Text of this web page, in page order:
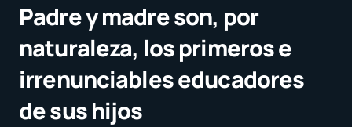
Padre y madre son, por
naturaleza, los primeros e
irrenunciables educadores
de sus hijos